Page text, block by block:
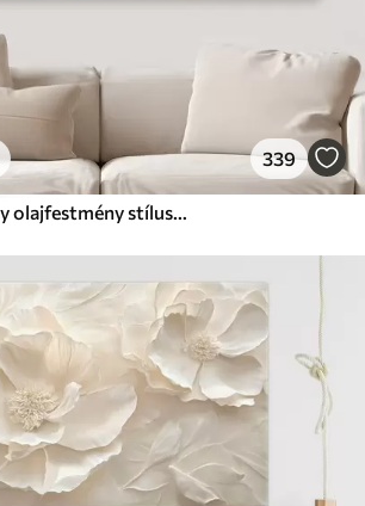
339
Absztrakt festmény olajfestmény stílusban